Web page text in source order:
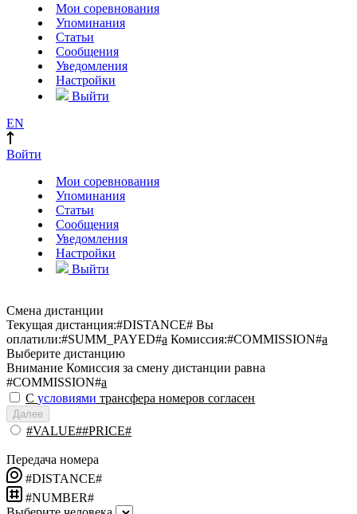
Мои соревнования
Упоминания
Статьи
Сообщения
Уведомления
Настройки
Выйти
EN
Войти
Мои соревнования
Упоминания
Статьи
Сообщения
Уведомления
Настройки
Выйти
Смена дистанции
Текущая дистанция:#DISTANCE# Вы
оплатили:#SUMM_PAYED#a Комиссия:#COMMISSION#a
Выберите дистанцию
Внимание Комиссия за смену дистанции равна
#COMMISSION#a
С условиями трансфера номеров согласен
Далее
#VALUE##PRICE#
Передача номера
#DISTANCE#
#NUMBER#